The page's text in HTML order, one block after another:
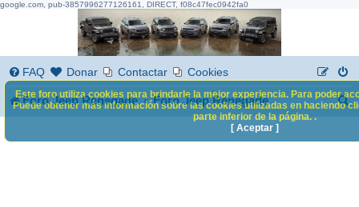
google.com, pub-3857996277126161, DIRECT, f08c47fec0942fa0
FAQ Donar Contactar Cookies
Foro Jeep Renegade Foro Jeep Renegade
B
s
Este foro utiliza cookies para brindarle la mejor experiencia. Para poder
Puede obtener más información sobre las cookies utilizadas en haciendo
parte inferior de la página. .
[ Aceptar ]